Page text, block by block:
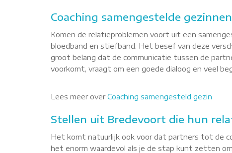
Coaching samengestelde
Komen de relatieproblemen voort uit een
bloedband en stiefband. Het besef van deze
groot belang dat de communicatie tussen de
voorkomt, vraagt om een goede dialoog en veel
Lees meer overCoaching samengesteld gezin
Stellen uit Bredevoort die hun
Het komt natuurlijk ook voor dat partners tot de
het enorm waardevol als je de stap kunt zetten